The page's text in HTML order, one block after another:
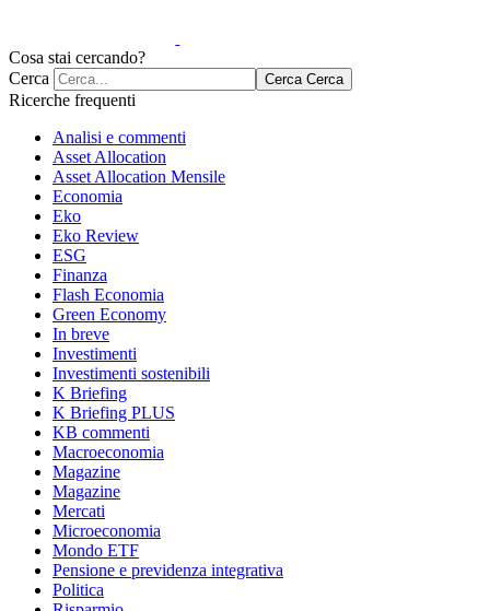
Cosa stai cercando?
Cerca
Cerca Cerca
Ricerche frequenti
Analisi e commenti
Asset Allocation
Asset Allocation Mensile
Economia
Eko
Eko Review
ESG
Finanza
Flash Economia
Green Economy
In breve
Investimenti
Investimenti sostenibili
K Briefing
K Briefing PLUS
KB commenti
Macroeconomia
Magazine
Magazine
Mercati
Microeconomia
Mondo ETF
Pensione e previdenza integrativa
Politica